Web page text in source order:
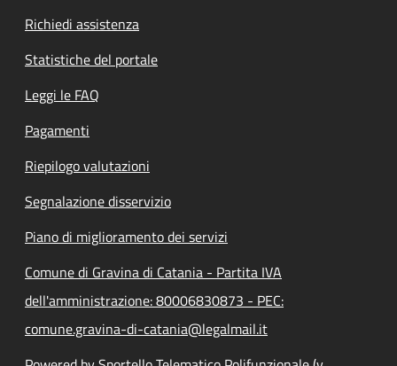
Richiedi assistenza
Statistiche del portale
Leggi le FAQ
Pagamenti
Riepilogo valutazioni
Segnalazione disservizio
Piano di miglioramento dei servizi
Comune di Gravina di Catania - Partita IVA
dell'amministrazione: 80006830873 - PEC:
comune.gravina-di-catania@legalmail.it